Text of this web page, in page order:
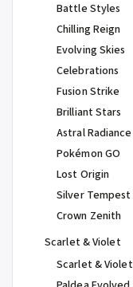
Battle Styles
Chilling Reign
Evolving Skies
Celebrations
Fusion Strike
Brilliant Stars
Astral Radiance
Pokémon GO
Lost Origin
Silver Tempest
Crown Zenith
Scarlet & Violet
Scarlet & Violet